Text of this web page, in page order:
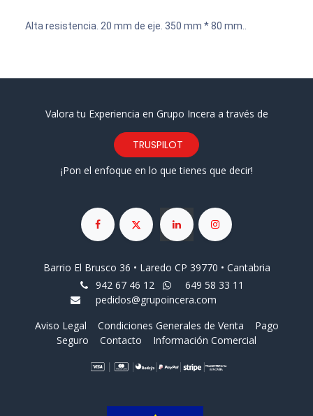
Alta resistencia. 20 mm de eje. 350 mm * 80 mm..
Valora tu Experiencia en Grupo Incera a través de
TRUSPILOT
¡Pon el enfoque en lo que tienes que decir!
Barrio El Brusco 36 • Laredo CP 39770 • Cantabria
942 67 46 12
649 58 33 11
pedidos@grupoincera.com
Aviso Legal
Condiciones Generales de Venta
Pago
Seguro
Contacto Información Comercial